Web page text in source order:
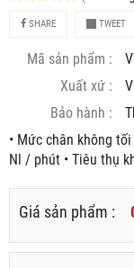
SHARE TWEET
Mã sản phẩm :
Xuất xứ :
Bảo hành :
• Mức chân không
Nl / phút • Tiêu thụ
Giá sản phẩm :